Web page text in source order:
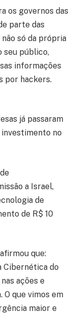
os governos das
parte das
só da própria
seu público,
informações
por hackers.
já passaram
no
a Israel,
de
de R$ 10
que:
Cibernética do
ações e
O que vimos em
maior e